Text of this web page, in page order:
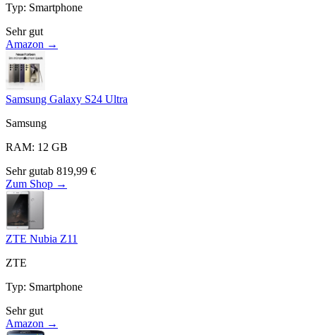
Typ: Smartphone
Sehr gut
Amazon →
Samsung Galaxy S24 Ultra
Samsung
RAM: 12 GB
Sehr gutab 819,99 €
Zum Shop →
ZTE Nubia Z11
ZTE
Typ: Smartphone
Sehr gut
Amazon →